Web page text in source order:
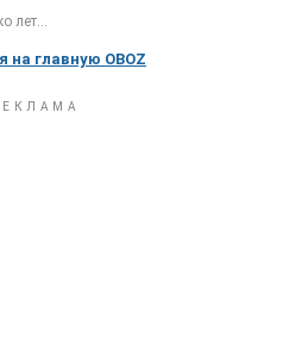
лет...
на главную OBOZ